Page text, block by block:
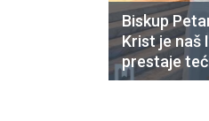
Biskup
Krist je naš
prestaje